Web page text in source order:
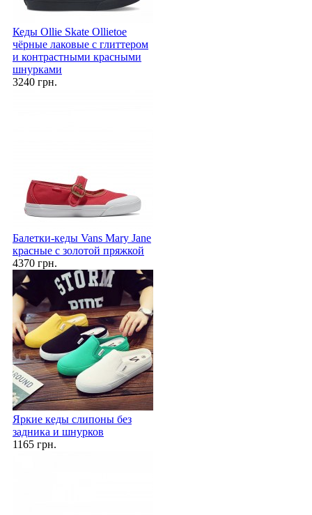
Кеды Ollie Skate Ollietoe
чёрные лаковые с глиттером
и контрастными красными
шнурками
3240 грн.
Балетки-кеды Vans Mary Jane
красные с золотой пряжкой
4370 грн.
Яркие кеды слипоны без
задника и шнурков
1165 грн.